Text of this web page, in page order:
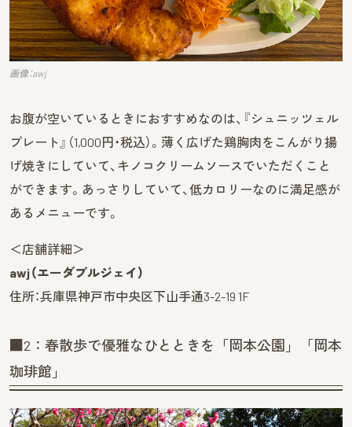
画像：awj
お腹が空いているときにおすすめなのは、『シュニッツェル
プレート』（1,000円・税込）。薄く広げた鶏胸肉をこんがり揚
げ焼きにしていて、キノコクリームソースでいただくこと
ができます。あっさりしていて、低カロリーなのに満足感が
あるメニューです。
＜店舗詳細＞
awj（エーダブルジェイ）
住所：兵庫県神戸市中央区下山手通3-2-19 1F
■2：春散歩で優雅なひとときを「岡本公園」「岡本
珈琲館」